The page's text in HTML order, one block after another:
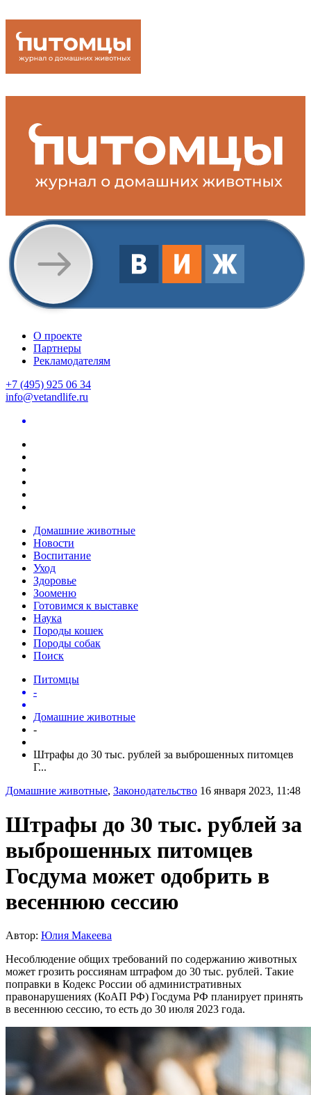
О проекте
Партнеры
Рекламодателям
+7 (495) 925 06 34
info@vetandlife.ru
Домашние животные
Новости
Воспитание
Уход
Здоровье
Зооменю
Готовимся к выставке
Наука
Породы кошек
Породы собак
Поиск
Питомцы
-
Домашние животные
-
Штрафы до 30 тыс. рублей за выброшенных питомцев
Г...
Домашние животные, Законодательство 16 января 2023, 11:48
Штрафы до 30 тыс. рублей за
выброшенных питомцев
Госдума может одобрить в
весеннюю сессию
Автор: Юлия Макеева
Несоблюдение общих требований по содержанию животных
может грозить россиянам штрафом до 30 тыс. рублей. Такие
поправки в Кодекс России об административных
правонарушениях (КоАП РФ) Госдума РФ планирует принять
в весеннюю сессию, то есть до 30 июля 2023 года.